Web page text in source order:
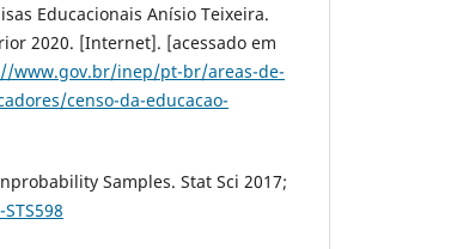
Educacionais Anísio Teixeira.
2020. [Internet]. [acessado em
www.gov.br/inep/pt-br/areas-de-
censo-da-educacao-
Samples. Stat Sci 2017;